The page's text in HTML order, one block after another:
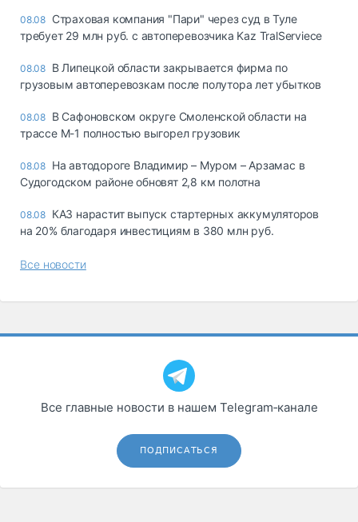
08.08 Страховая компания "Пари" через суд в Туле
требует 29 млн руб. с автоперевозчика Kaz TralServiece
08.08 В Липецкой области закрывается фирма по
грузовым автоперевозкам после полутора лет убытков
08.08 В Сафоновском округе Смоленской области на
трассе М-1 полностью выгорел грузовик
08.08 На автодороге Владимир – Муром – Арзамас в
Судогодском районе обновят 2,8 км полотна
08.08 КАЗ нарастит выпуск стартерных аккумуляторов
на 20% благодаря инвестициям в 380 млн руб.
Все новости
Все главные новости в нашем Telegram‑канале
ПОДПИСАТЬСЯ